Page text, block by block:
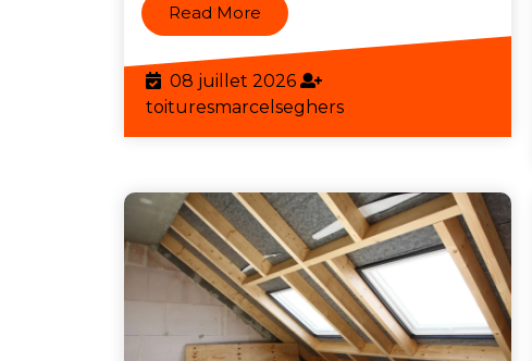
Toiture
Read More Read
More
08 juillet 202608
juillet
2026
toituresmarcelsegherstoituresmarcelseghers